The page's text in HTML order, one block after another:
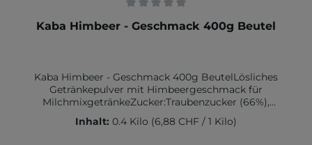
Durchschnittliche Bewertung von 0 von 5 Sternen
Kaba Himbeer - Geschmack 400g Beutel
Kaba Himbeer - Geschmack 400g BeutelLösliches
Getränkepulver mit Himbeergeschmack für
MilchmixgetränkeZucker:Traubenzucker (66%),
Zucker, Maltodextrin, Farbstoff (Beetenrot),
Himbeeraromen, Niacin, Vitamin B6, Vitamin B1,
Inhalt: 0.4 Kilo (6,88 CHF / 1 Kilo)